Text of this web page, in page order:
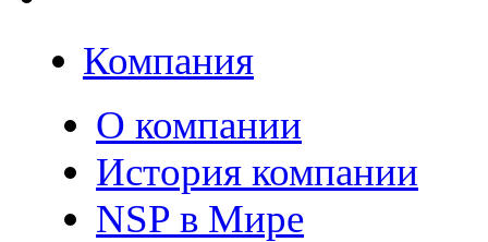
Компания
О компании
История компании
NSP в Мире